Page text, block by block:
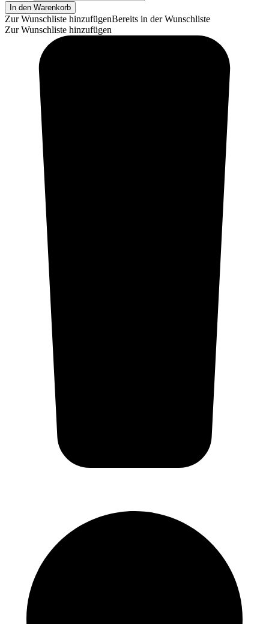
In den Warenkorb
Zur Wunschliste hinzufügenBereits in der Wunschliste
Zur Wunschliste hinzufügen